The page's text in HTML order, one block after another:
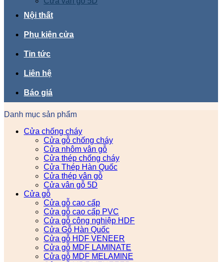
Nội thất
Phụ kiện cửa
Tin tức
Liên hệ
Báo giá
Danh mục sản phẩm
Cửa chống cháy
Cửa gỗ chống cháy
Cửa nhôm vân gỗ
Cửa thép chống cháy
Cửa Thép Hàn Quốc
Cửa thép vân gỗ
Cửa vân gỗ 5D
Cửa gỗ
Cửa gỗ cao cấp
Cửa gỗ cao cấp PVC
Cửa gỗ công nghiệp HDF
Cửa Gỗ Hàn Quốc
Cửa gỗ HDF VENEER
Cửa gỗ MDF LAMINATE
Cửa gỗ MDF MELAMINE